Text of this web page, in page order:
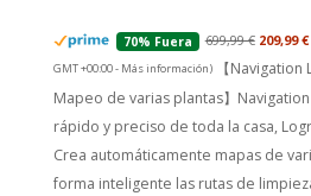
70% Fuera 699,99 € 209,99 €
GMT +00:00 - Más información)
【Navigation
Mapeo de varias plantas】
rápido y preciso de toda la casa,
Crea automáticamente mapas de
forma inteligente las rutas de